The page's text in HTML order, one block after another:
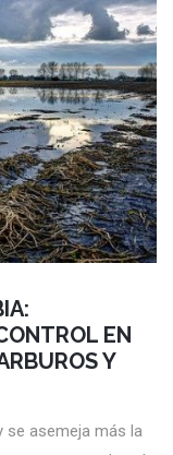
EN
Y
se asemeja más la